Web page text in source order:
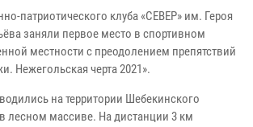
патриотического клуба «СЕВЕР» им. Героя
заняли первое место в спортивном
местности с преодолением препятствий
Нежегольская черта 2021».
на территории Шебекинского
в лесном массиве. На дистанции 3 км